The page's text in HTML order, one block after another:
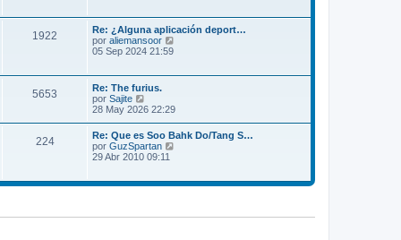
a
j
e
o
m
a
l
t
i
m
m
s
a
e
1922
Re: ¿Alguna aplicación deport…
por aliemansoor
m
o
m
a
j
05 Sep 2024 21:59
5653
Re: The furius.
por Sajite
e
ú
l
t
i
o
n
28 May 2026 22:29
224
Re: Que es Soo Bahk Do/Tang S…
por GuzSpartan
l
m
29 Abr 2010 09:11